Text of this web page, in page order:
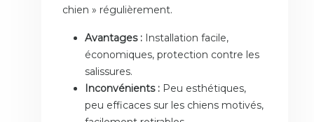
chien » régulièrement.
Avantages : Installation facile,
économiques, protection contre les
salissures.
Inconvénients : Peu esthétiques,
peu efficaces sur les chiens motivés,